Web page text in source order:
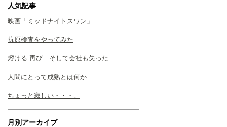
人気記事
映画「ミッドナイトスワン」
抗原検査をやってみた
熔ける 再び そして会社も失った
人間にとって成熟とは何か
ちょっと寂しい・・・。
月別アーカイブ